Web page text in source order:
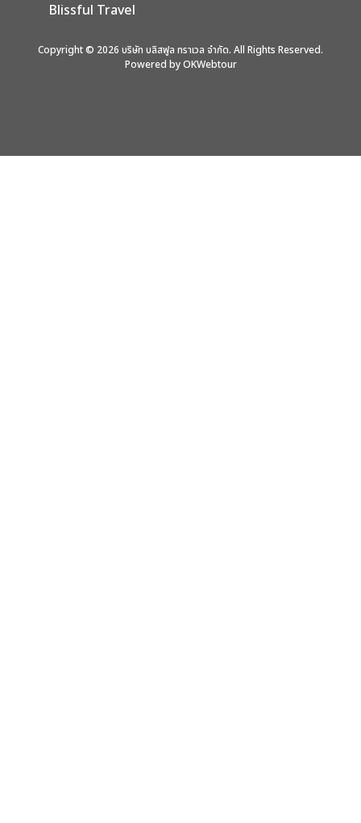
Blissful Travel
Copyright © 2026 บริษัท บลิสฟูล ทราเวล จำกัด. All Rights Reserved.
Powered by OKWebtour